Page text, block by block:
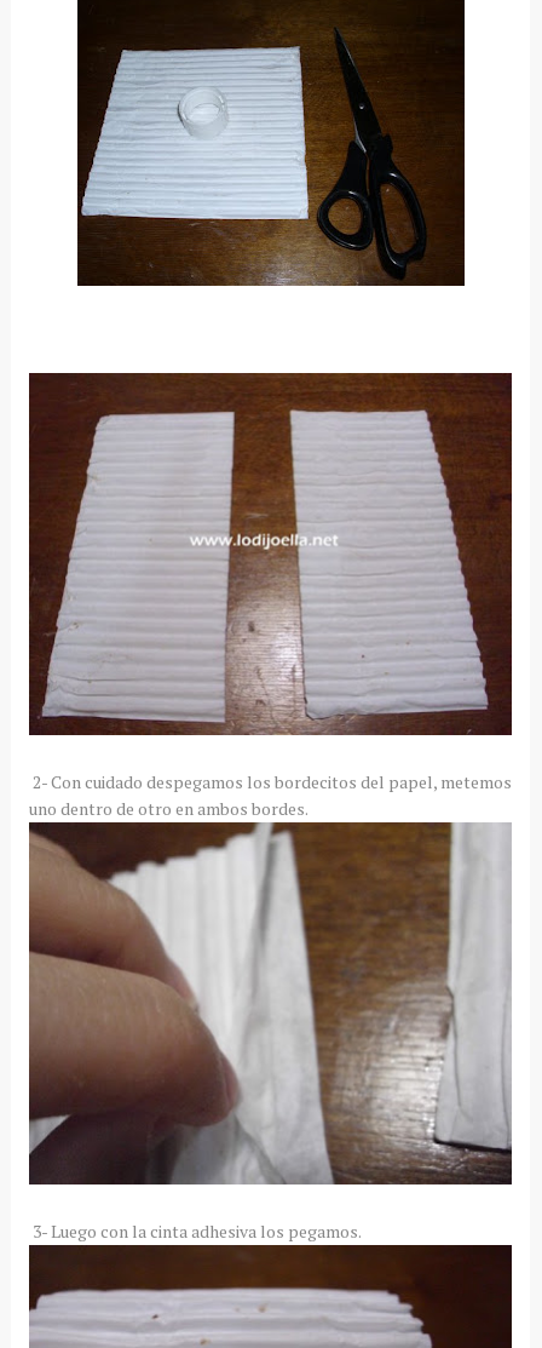
2- Con cuidado despegamos los bordecitos del papel, metemos
uno dentro de otro en ambos bordes.
3- Luego con la cinta adhesiva los pegamos.